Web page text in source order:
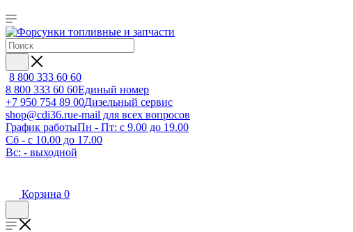
8 800 333 60 60
8 800 333 60 60Единый номер
+7 950 754 89 00Дизельный сервис
shop@cdi36.rue-mail для всех вопросов
График работыПн - Пт: с 9.00 до 19.00
Сб - с 10.00 до 17.00
Вс: - выходной
Корзина 0